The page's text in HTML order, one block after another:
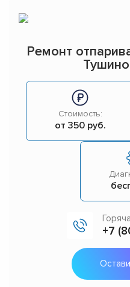
Ремонт
Стоимость:
от 350 руб.
+7